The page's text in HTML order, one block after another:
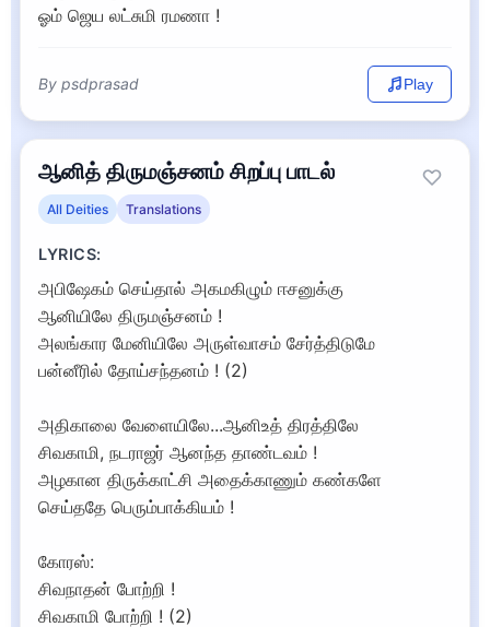
ஓம் ஜெய லட்சுமி ரமணா !
By psdprasad Play
ஆனித் திருமஞ்சனம் சிறப்பு பாடல்
All Deities Translations
LYRICS:
அபிஷேகம் செய்தால் அகமகிழும் ஈசனுக்கு
ஆனியிலே திருமஞ்சனம் !
அலங்கார மேனியிலே அருள்வாசம் சேர்த்திடுமே
பன்னீரில் தோய்சந்தனம் ! (2)
அதிகாலை வேளையிலே...ஆனிஉத் திரத்திலே
சிவகாமி, நடராஜர் ஆனந்த தாண்டவம் !
அழகான திருக்காட்சி அதைக்காணும் கண்களே
செய்ததே பெரும்பாக்கியம் !
கோரஸ்:
சிவநாதன் போற்றி !
சிவகாமி போற்றி ! (2)